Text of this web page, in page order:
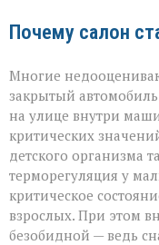
Почему салон
Многие
закрытый
на улице внутри
критических
детского организма
терморегуляция у
критическое
взрослых. При этом
безобидной — ведь